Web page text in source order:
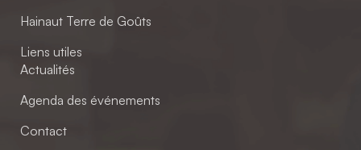
Hainaut Terre de Goûts
Liens utiles
Actualités
Agenda des événements
Contact